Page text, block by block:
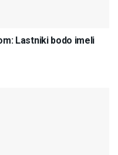
Lastniki bodo imeli